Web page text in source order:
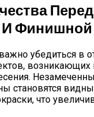
Перед
Финишной
убедиться в
возникающих
становятся
что